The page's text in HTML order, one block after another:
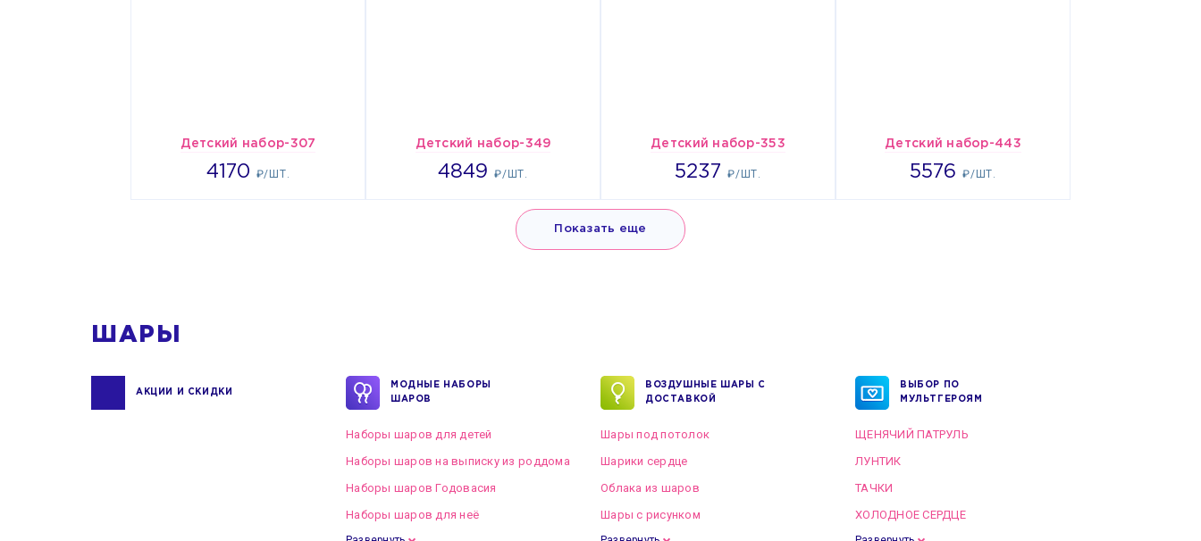
Детский набор-307
4170 ₽/ШТ.
4170 Детский набор-349
4849₽/ШТ.
4849 Детский набор-353
5237₽/ШТ.
5237 Детский набор-443
5576₽/ШТ.
5576
Показать еще
ШАРЫ
АКЦИИ И СКИДКИ
МОДНЫЕ НАБОРЫ
ШАРОВ
Наборы шаров для детей
Наборы шаров на выписку из роддома
Наборы шаров Годовасия
Наборы шаров для неё
ВОЗДУШНЫЕ ШАРЫ С
ДОСТАВКОЙ
Шары под потолок
Шарики сердце
Облака из шаров
Шары с рисунком
ВЫБОР ПО
МУЛЬТГЕРОЯМ
ЩЕНЯЧИЙ ПАТРУЛЬ
ЛУНТИК
ТАЧКИ
ХОЛОДНОЕ СЕРДЦЕ